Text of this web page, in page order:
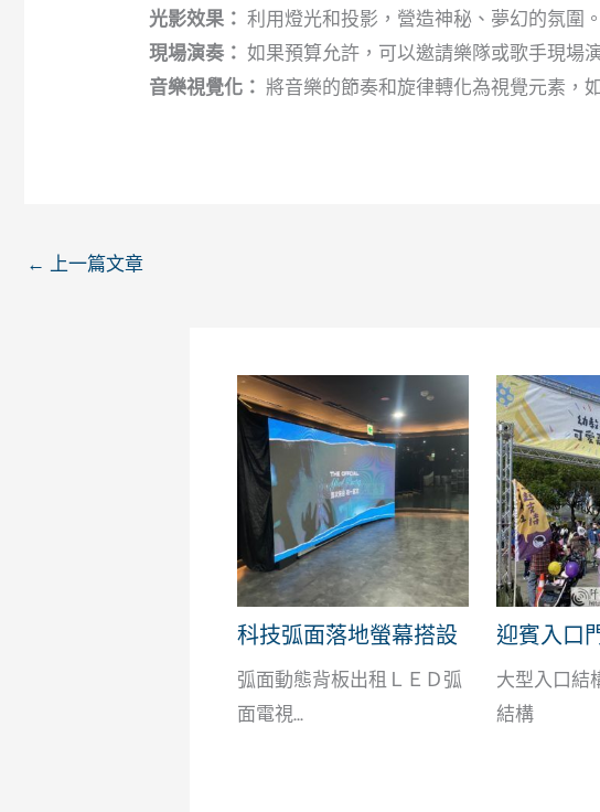
光影效果： 利用燈光和投影，營造神秘、夢幻的氛圍。
現場演奏： 如果預算允許，可以邀請樂隊或歌手現場
音樂視覺化： 將音樂的節奏和旋律轉化為視覺元素，
← 上一篇文章
科技弧面落地螢幕搭設
弧面動態背板出租ＬＥＤ弧
面電視...
迎賓入口
大型入口結
結構